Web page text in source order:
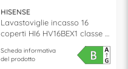
HISENSE
Lavastoviglie incasso 16
coperti HI6 HV16BEX1 classe B
Scheda informativa
del prodotto